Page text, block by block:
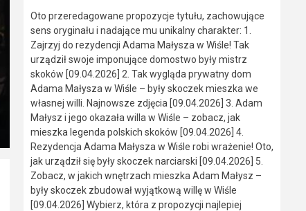
Oto przeredagowane propozycje tytułu, zachowujące
sens oryginału i nadające mu unikalny charakter: 1.
Zajrzyj do rezydencji Adama Małysza w Wiśle! Tak
urządził swoje imponujące domostwo były mistrz
skoków [09.04.2026] 2. Tak wygląda prywatny dom
Adama Małysza w Wiśle – były skoczek mieszka we
własnej willi. Najnowsze zdjęcia [09.04.2026] 3. Adam
Małysz i jego okazała willa w Wiśle – zobacz, jak
mieszka legenda polskich skoków [09.04.2026] 4.
Rezydencja Adama Małysza w Wiśle robi wrażenie! Oto,
jak urządził się były skoczek narciarski [09.04.2026] 5.
Zobacz, w jakich wnętrzach mieszka Adam Małysz –
były skoczek zbudował wyjątkową willę w Wiśle
[09.04.2026] Wybierz, która z propozycji najlepiej